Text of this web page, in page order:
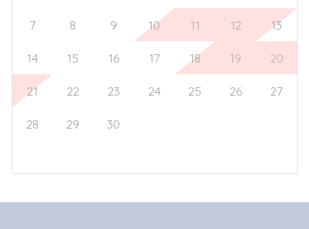
7 8 9 10 11 12 13
14 15 16 17 18 19 20
21 22 23 24 25 26 27
28 29 30